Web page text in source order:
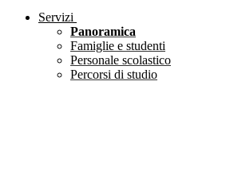
Servizi
Panoramica
Famiglie e studenti
Personale scolastico
Percorsi di studio